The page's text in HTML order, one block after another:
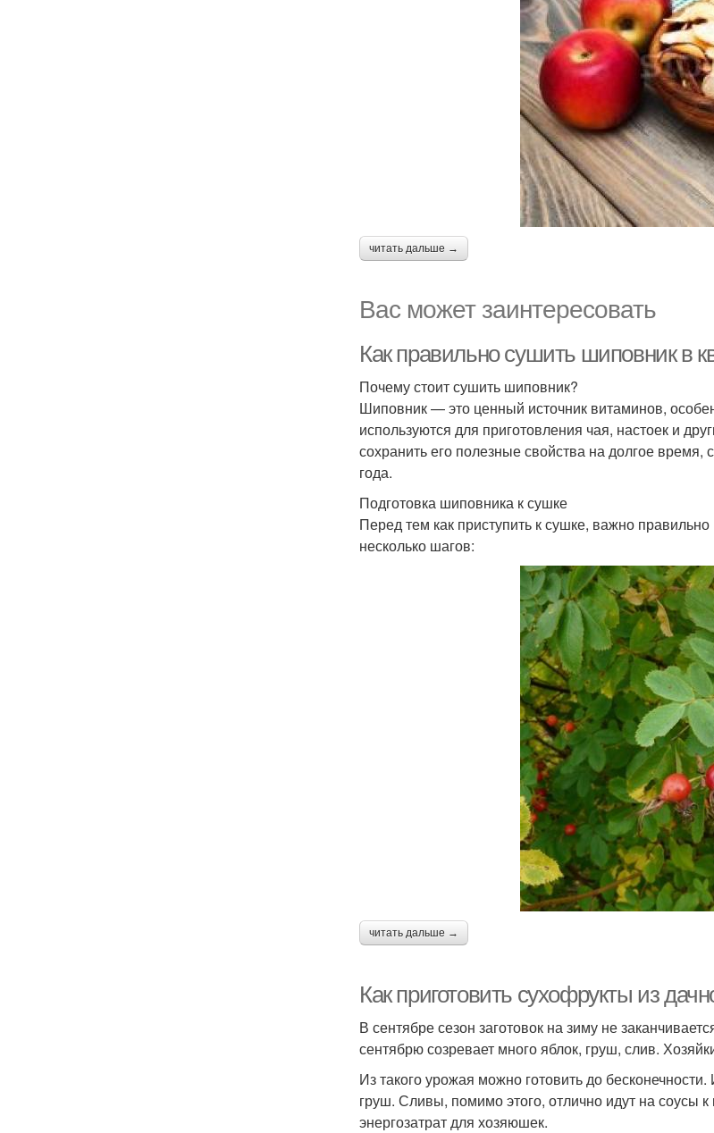
читать дальше →
Вас может заинтересовать
Как правильно сушить шиповник в
Почему стоит сушить шиповник?
Шиповник — это ценный источник витаминов,
используются для приготовления чая, настоек и
сохранить его полезные свойства на долгое
года.
Подготовка шиповника к сушке
Перед тем как приступить к сушке, важно
несколько шагов:
читать дальше →
Как приготовить сухофрукты из
В сентябре сезон заготовок на зиму не
сентябрю созревает много яблок, груш, слив.
Из такого урожая можно готовить до
груш. Сливы, помимо этого, отлично идут на соусы
энергозатрат для хозяюшек.